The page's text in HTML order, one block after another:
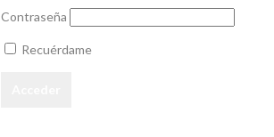
Contraseña
Recuérdame